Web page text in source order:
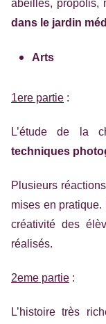
abeilles, propolis,
dans le jardin
Arts
1ere partie :
L’étude de la
techniques
Plusieurs
mises en pratique.
créativité des
réalisés.
2eme partie :
L’histoire très